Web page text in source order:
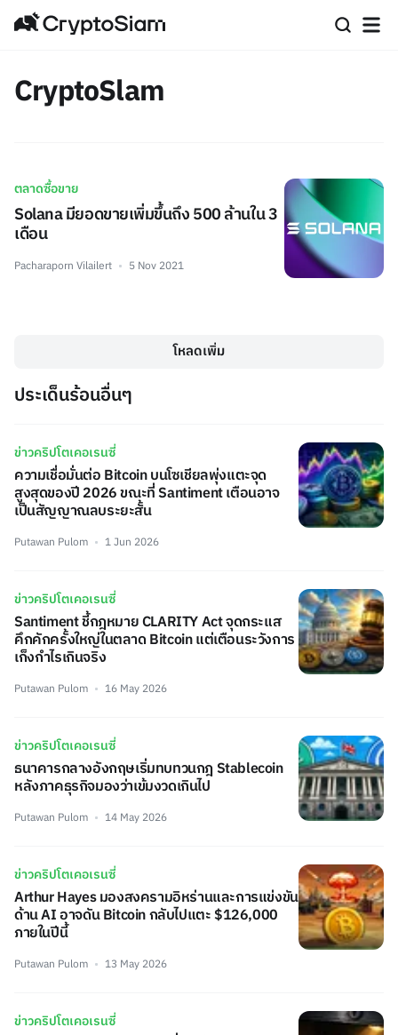
CryptoSlam
ตลาดซื้อขาย
Solana มียอดขายเพิ่มขึ้นถึง 500 ล้านใน 3
เดือน
Pacharaporn Vilailert 5 Nov 2021
โหลดเพิ่ม
ประเด็นร้อนอื่นๆ
ข่าวคริปโตเคอเรนซี่
ความเชื่อมั่นต่อ Bitcoin บนโซเชียลพุ่งแตะจุด
สูงสุดของปี 2026 ขณะที่ Santiment เตือนอาจ
เป็นสัญญาณลบระยะสั้น
Putawan Pulom 1 Jun 2026
ข่าวคริปโตเคอเรนซี่
Santiment ชี้กฎหมาย CLARITY Act จุดกระแส
คึกคักครั้งใหญ่ในตลาด Bitcoin แต่เตือนระวังการ
เก็งกำไรเกินจริง
Putawan Pulom 16 May 2026
ข่าวคริปโตเคอเรนซี่
ธนาคารกลางอังกฤษเริ่มทบทวนกฎ Stablecoin
หลังภาคธุรกิจมองว่าเข้มงวดเกินไป
Putawan Pulom 14 May 2026
ข่าวคริปโตเคอเรนซี่
Arthur Hayes มองสงครามอิหร่านและการแข่งขัน
ด้าน AI อาจดัน Bitcoin กลับไปแตะ $126,000
ภายในปีนี้
Putawan Pulom 13 May 2026
ข่าวคริปโตเคอเรนซี่